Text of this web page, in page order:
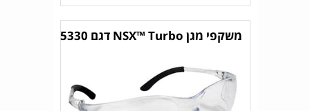
משקפי מגן NSX™ Turbo דגם 5330